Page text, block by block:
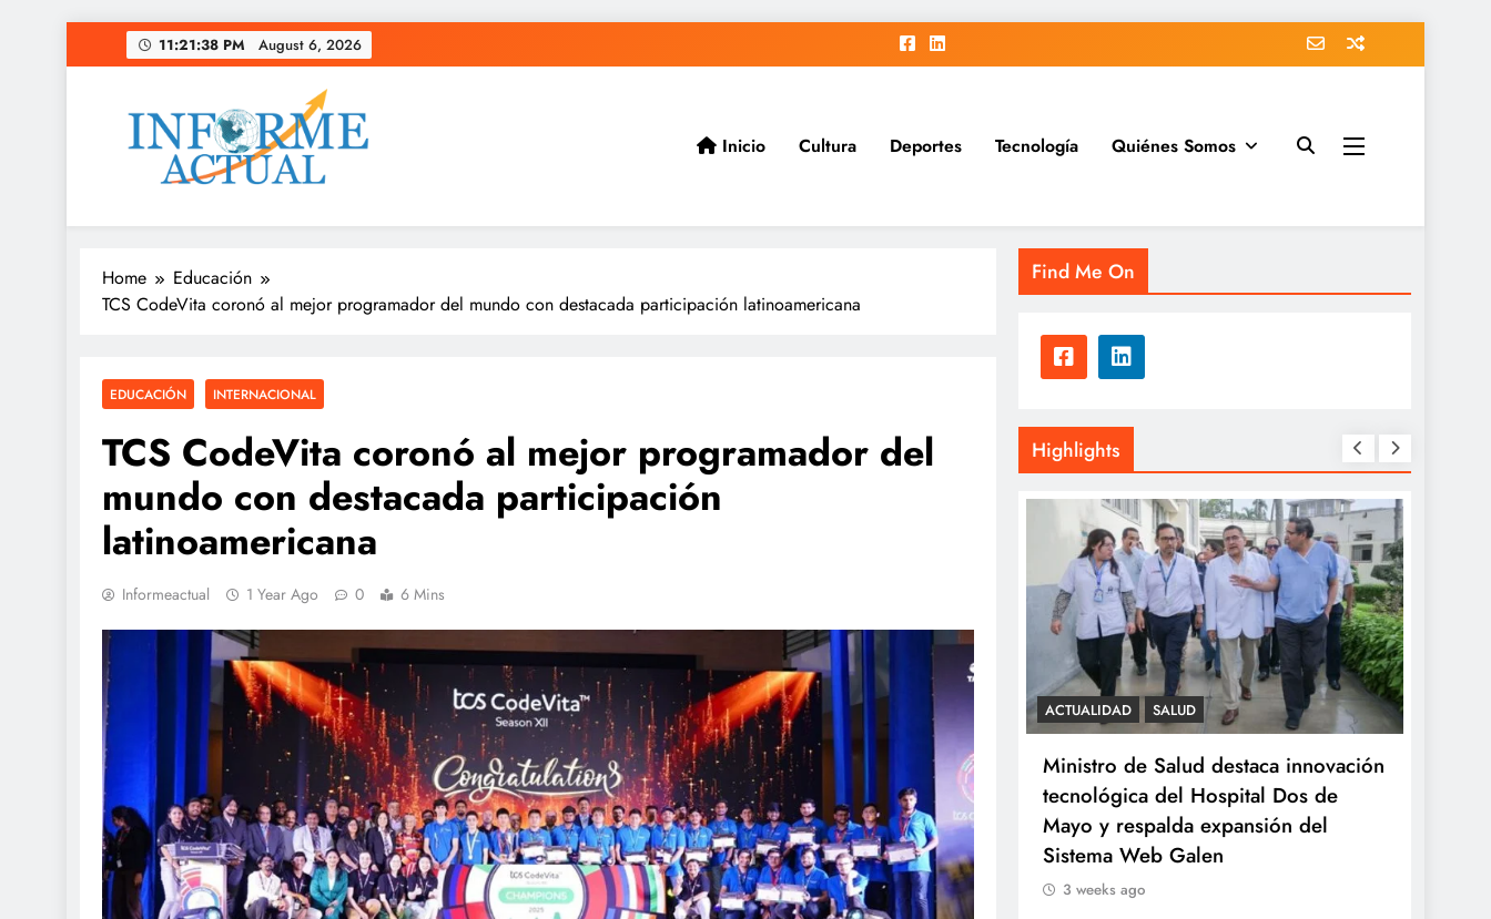
to
11:21:39 PM August 6, 2026
Informe Actual
La actualidad al instante, con veracidad y claridad.
Inicio Cultura Deportes Tecnología Quiénes Somos
Home
Educación
TCS CodeVita coronó al mejor programador del mundo con destacada participación latinoamericana
EDUCACIÓN INTERNACIONAL
TCS CodeVita coronó al mejor programador del
mundo con destacada participación
latinoamericana
Informeactual 1 Year Ago 0 6 Mins
Find Me On
Highlights
ESPECTÁCULOS NOVEDADES
El Ballet San Marcos celebra 62 años
de creación artística con Resonancias
3 weeks ago
ACTUALIDAD SALUD
Ministro de Salud destaca innovación
tecnológica del Hospital Dos de
Mayo y respalda expansión del
Sistema Web Galen
3 weeks ago